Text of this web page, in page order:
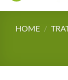
HOME /